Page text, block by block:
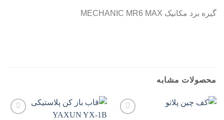
گیره برد مکانیک MECHANIC MR6 MAX
محصولات مشابه